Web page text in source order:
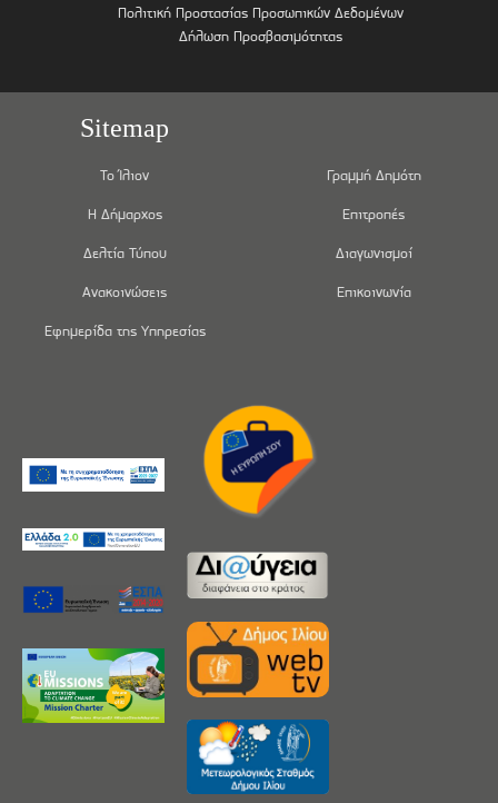
Πολιτική Προστασίας Προσωπικών Δεδομένων
Δήλωση Προσβασιμότητας
Sitemap
Το Ίλιον
Η Δήμαρχος
Δελτία Τύπου
Ανακοινώσεις
Εφημερίδα της Υπηρεσίας
Γραμμή Δημότη
Επιτροπές
Διαγωνισμοί
Επικοινωνία